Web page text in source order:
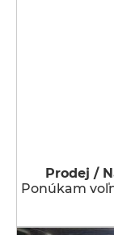
Prodej /
Ponúkam